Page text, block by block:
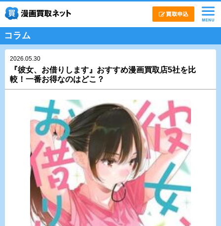
コラム
2026.05.30
『彼女、お借りします』おすすめ漫画買取店5社を比
較！一番お得なのはどこ？